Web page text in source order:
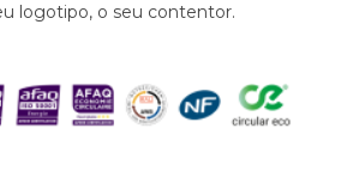
logotipo, o seu contentor.